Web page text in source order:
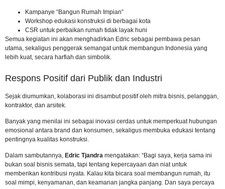
Kampanye “Bangun Rumah Impian”
Workshop edukasi konstruksi di berbagai kota
CSR untuk perbaikan rumah tidak layak huni
Semua kegiatan ini akan menghadirkan Edric sebagai pembawa pesan
utama, sekaligus penggerak semangat untuk membangun Indonesia yang
lebih kuat, secara harfiah dan simbolik.
Respons Positif dari Publik dan Industri
Sejak diumumkan, kolaborasi ini disambut positif oleh mitra bisnis, pelanggan,
kontraktor, dan arsitek.
Banyak yang menilai ini sebagai inovasi cerdas untuk memperkuat hubungan
emosional antara brand dan konsumen, sekaligus membuka edukasi tentang
pentingnya kualitas konstruksi.
Dalam sambutannya, Edric Tjandra mengatakan: “Bagi saya, kerja sama ini
bukan soal bisnis semata, tapi tentang kepercayaan dan niat untuk
memberikan kontribusi nyata. Kalau kita bicara soal membangun rumah, itu
soal mimpi, kenyamanan, dan keamanan jangka panjang. Dan saya percaya